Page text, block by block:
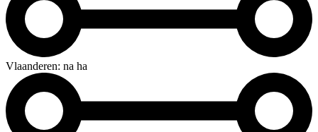
Vlaanderen: na ha